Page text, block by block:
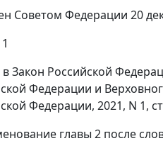
Советом Федерации 20
в Закон Российской
Федерации и
Федерации, 2021, N 1,
главы 2 после